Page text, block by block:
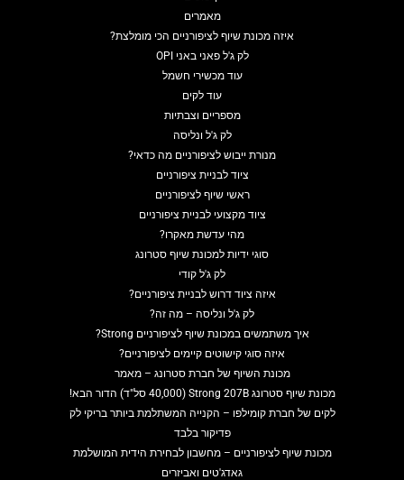
מאמרים
איזה מכונת שיוף לציפורניים הכי מומלצת?
לק ג'ל פאני באני OPI
עוד מכשירי חשמל
עוד לקים
מספריים וצבתיות
לק ג'ל ונליסה
מנורת ייבוש לציפורניים מה כדאי?
ציוד לבניית ציפורניים
ראשי שיוף לציפורניים
ציוד מקצועי לבניית ציפורניים
מהי עדשת מאקרו?
סוגי ידיות למכונת שיוף סטרונג
לק ג'ל קודי
איזה ציוד דרוש לבניית ציפורניים?
לק ג'ל ונליסה – מה זה?
איך משתמשים במכונת שיוף לציפורניים Strong?
איזה סוגי קישוטים קיימים לציפורניים?
מכונת השיוף של חברת סטרונג – מאמר
מכונת שיוף סטרונג Strong 207B (40,000 סל"ד) הדור הבא!
לקים של חברת קומילפו – הקנייה המשתלמת ביותר בריקי לק
פדיקור בלבד
מכונת שיוף לציפורניים – מחשבון לבחירת הידית המושלמת
גאדג'טים ואביזרים